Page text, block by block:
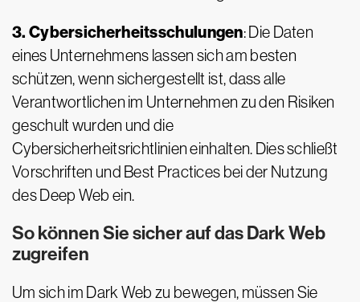
3. Cybersicherheitsschulungen: Die Daten
eines Unternehmens lassen sich am besten
schützen, wenn sichergestellt ist, dass alle
Verantwortlichen im Unternehmen zu den Risiken
geschult wurden und die
Cybersicherheitsrichtlinien einhalten. Dies schließt
Vorschriften und Best Practices bei der Nutzung
des Deep Web ein.
So können Sie sicher auf das Dark Web
zugreifen
Um sich im Dark Web zu bewegen, müssen Sie